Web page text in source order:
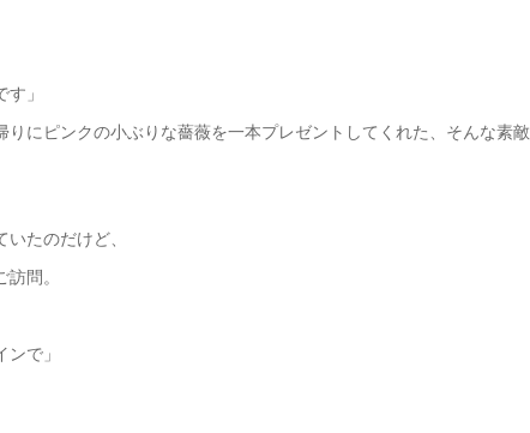
」
にピンクの小ぶりな薔薇を一本プレゼントしてくれた、そんな素敵
たのだけど、
問。
で」